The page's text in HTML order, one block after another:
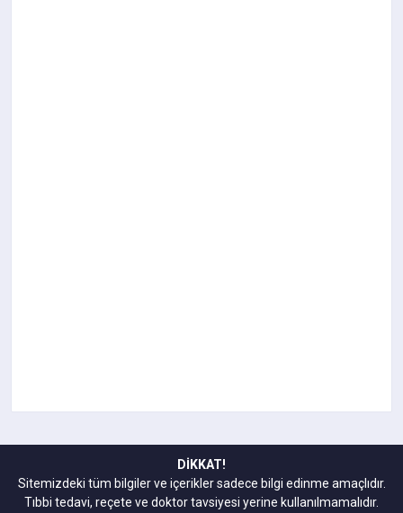
DİKKAT!
Sitemizdeki tüm bilgiler ve içerikler sadece bilgi edinme amaçlıdır.
Tıbbi tedavi, reçete ve doktor tavsiyesi yerine kullanılmamalıdır.